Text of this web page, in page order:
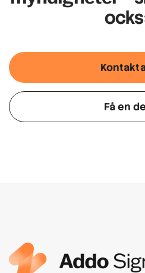
Få en